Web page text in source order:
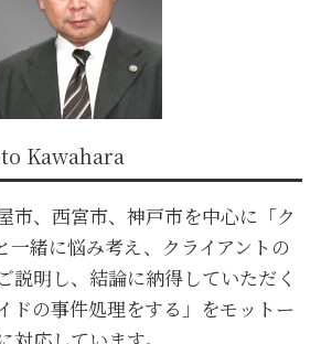
弁護士
ブル 弁護士
士
Kawahara
市、西宮市、神戸市を中心に「ク
一緒に悩み考え、クライアントの
説明し、結論に納得していただく
ドの事件処理をする」をモットー